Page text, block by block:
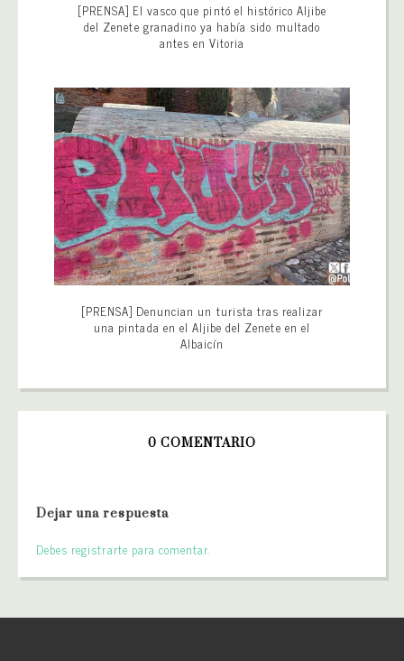
[PRENSA] El vasco que pintó el histórico Aljibe
del Zenete granadino ya había sido multado
antes en Vitoria
[PRENSA] Denuncian un turista tras realizar
una pintada en el Aljibe del Zenete en el
Albaicín
0 COMENTARIO
Dejar una respuesta
Debes registrarte para comentar.